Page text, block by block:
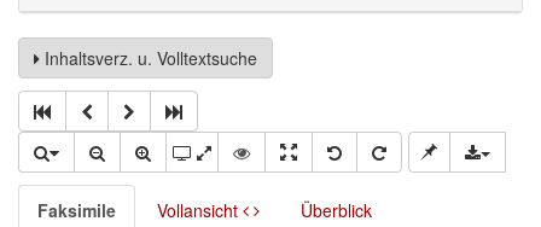
Inhaltsverz. u. Volltextsuche
Faksimile Vollansicht Überblick